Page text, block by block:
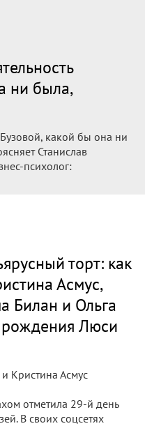
была
он жил с
с Дмитрием
причиной разрыва
Асмус,
Билан и Ольга
Люси
друзей.